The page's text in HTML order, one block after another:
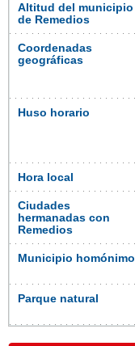
Altitud del municipio
de Remedios
Coordenadas
geográficas
Huso horario
Hora local
Ciudades
hermanadas con
Remedios
Municipio homónimo
Parque natural